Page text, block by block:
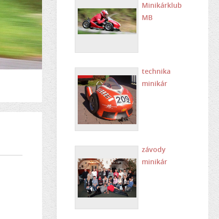
Minikárklub
MB
technika
minikár
závody
minikár